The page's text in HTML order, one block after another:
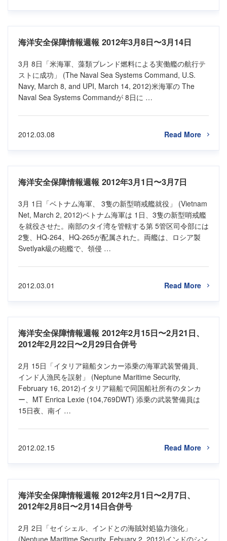
海洋安全保障情報週報 2012年3月8日〜3月14日
3月 8日「米海軍、藻類ブレンド燃料による実働艦の航行テ
ストに成功」 (The Naval Sea Systems Command, U.S.
Navy, March 8, and UPI, March 14, 2012)米海軍の The
Naval Sea Systems Commandが 8日に …
Read More
2012.03.08
海洋安全保障情報週報 2012年3月1日〜3月7日
3月 1日「ベトナム海軍、 3隻の新型哨戒艦就役」 (Vietnam
Net, March 2, 2012)ベトナム海軍は 1日、3隻の新型哨戒艦
を就役させた。南部のタイ湾を管轄する第 5管区司令部には
2隻、HQ-264、HQ-265が配属された。両艦は、ロシア製
Svetlyak級の砲艦で、領侵 …
Read More
2012.03.01
海洋安全保障情報週報 2012年2月15日〜2月21日、
2012年2月22日〜2月29日合併号
2月 15日「イタリア籍船タンカー添乗の海軍武装警備員、
インド人漁民を誤射」 (Neptune Maritime Security,
February 16, 2012)イタリア籍船で同国船社所有のタンカ
ー、MT Enrica Lexie (104,769DWT) 添乗の武装警備員は
15日夜、南イ …
Read More
2012.02.15
海洋安全保障情報週報 2012年2月1日〜2月7日、
2012年2月8日〜2月14日合併号
2月 2日「セイシェル、インドとの海賊対処協力強化」
(Neptune Maritime Security, Febuary 2, 2012)インドのシン